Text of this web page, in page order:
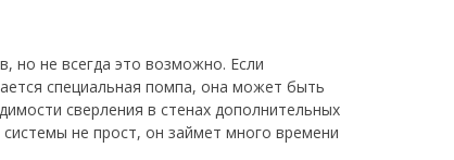
но не всегда это возможно. Если
специальная помпа, она может быть
сверления в стенах дополнительных
не прост, он займет много времени